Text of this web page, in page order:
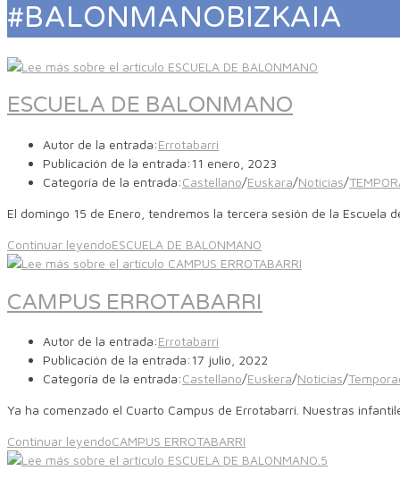
#BALONMANOBIZKAIA
ESCUELA DE BALONMANO
Autor de la entrada:Errotabarri
Publicación de la entrada: 11 enero, 2023
Categoría de la entrada:Castellano/Euskara/Noticias/
El domingo 15 de Enero, tendremos la tercera sesión de la
Continuar leyendoESCUELA DE BALONMANO
CAMPUS ERROTABARRI
Autor de la entrada:Errotabarri
Publicación de la entrada: 17 julio, 2022
Categoría de la entrada:Castellano/Euskera/Noticias/
Ya ha comenzado el Cuarto Campus de Errotabarri. Nuestras
Continuar leyendoCAMPUS ERROTABARRI